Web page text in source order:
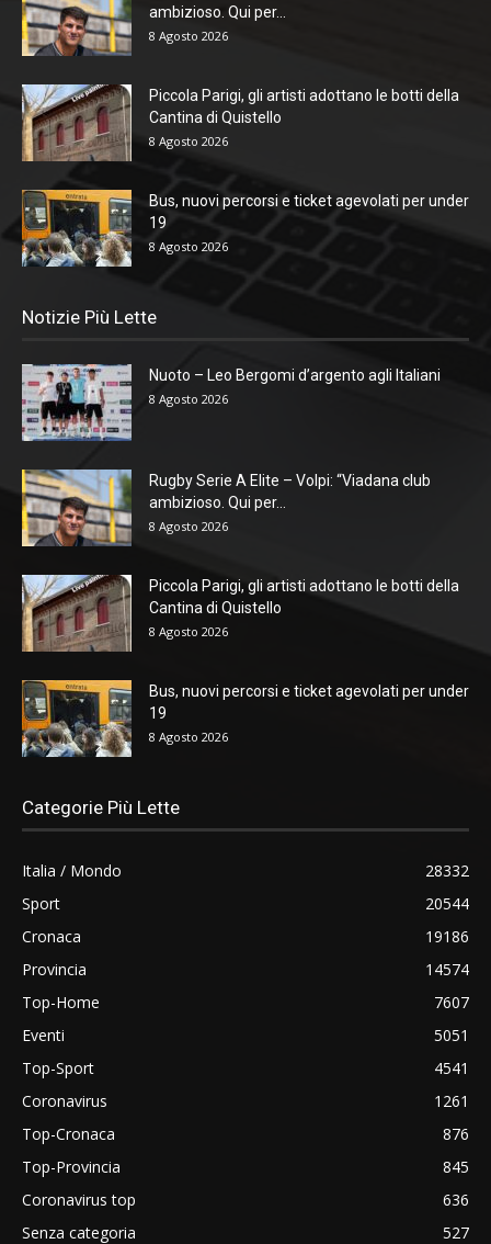
ambizioso. Qui per...
8 Agosto 2026
Piccola Parigi, gli artisti adottano le botti della
Cantina di Quistello
8 Agosto 2026
Bus, nuovi percorsi e ticket agevolati per under
19
8 Agosto 2026
Notizie Più Lette
Nuoto – Leo Bergomi d’argento agli Italiani
8 Agosto 2026
Rugby Serie A Elite – Volpi: “Viadana club
ambizioso. Qui per...
8 Agosto 2026
Piccola Parigi, gli artisti adottano le botti della
Cantina di Quistello
8 Agosto 2026
Bus, nuovi percorsi e ticket agevolati per under
19
8 Agosto 2026
Categorie Più Lette
Italia / Mondo
28332
Sport
20544
Cronaca
19186
Provincia
14574
Top-Home
7607
Eventi
5051
Top-Sport
4541
Coronavirus
1261
Top-Cronaca
876
Top-Provincia
845
Coronavirus top
636
Senza categoria
527